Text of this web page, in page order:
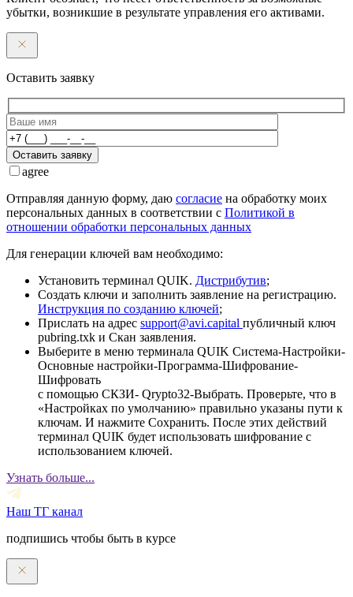
убытки, возникшие в результате управления его активами.
Оставить заявку
Оставить заявку
agree
Отправляя данную форму, даю согласие на обработку моих
персональных данных в соответствии с Политикой в
отношении обработки персональных данных
Для генерации ключей вам необходимо:
Установить терминал QUIK. Дистрибутив;
Создать ключи и заполнить заявление на регистрацию.
Инструкция по созданию ключей;
Прислать на адрес support@avi.capital публичный ключ
pubring.txk и Скан заявления.
Выберите в меню терминала QUIK Система-Настройки-
Основные настройки-Программа-Шифрование-
Шифровать
с помощью СКЗИ- Qrypto32-Выбрать. Проверьте, что в
«Настройках по умолчанию» правильно указаны пути к
ключам. И нажмите Сохранить. После этих действий
терминал QUIK будет использовать шифрование с
использованием ключей.
Узнать больше...
Наш ТГ канал
подпишись чтобы быть в курсе